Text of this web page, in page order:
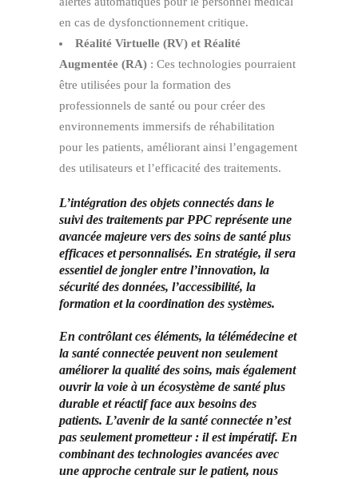
en cas de dysfonctionnement critique.
Réalité Virtuelle (RV) et Réalité
Augmentée (RA) : Ces technologies pourraient
être utilisées pour la formation des
professionnels de santé ou pour créer des
environnements immersifs de réhabilitation
pour les patients, améliorant ainsi l’engagement
des utilisateurs et l’efficacité des traitements.
L’intégration des objets connectés dans le
suivi des traitements par PPC représente une
avancée majeure vers des soins de santé plus
efficaces et personnalisés. En stratégie, il sera
essentiel de jongler entre l’innovation, la
sécurité des données, l’accessibilité, la
formation et la coordination des systèmes.
En contrôlant ces éléments, la télémédecine et
la santé connectée peuvent non seulement
améliorer la qualité des soins, mais également
ouvrir la voie à un écosystème de santé plus
durable et réactif face aux besoins des
patients. L’avenir de la santé connectée n’est
pas seulement prometteur : il est impératif. En
combinant des technologies avancées avec
une approche centrale sur le patient, nous